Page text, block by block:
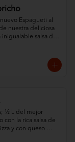
Espagueti al
nuestra deliciosa
inigualable salsa de
con tus 2
Elige entre una
½ L del mejor
con la rica salsa de
y con queso